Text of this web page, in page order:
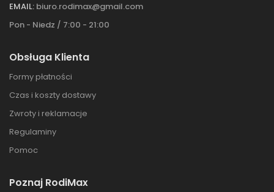
EMAIL: biuro.rodimax@gmail.com
Pon - Niedz / 7:00 - 21:00
Obsługa Klienta
Formy płatności
Czas i koszty dostawy
Zwroty i reklamacje
Regulaminy
Pomoc
Poznaj RodiMax